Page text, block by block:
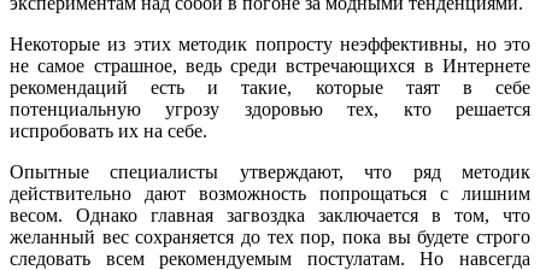
Некоторые из этих методик попросту неэффективны, но это
не самое страшное, ведь среди встречающихся в Интернете
рекомендаций есть и такие, которые таят в себе
потенциальную угрозу здоровью тех, кто решается
испробовать их на себе.
Опытные специалисты утверждают, что ряд методик
действительно дают возможность попрощаться с лишним
весом. Однако главная загвоздка заключается в том, что
желанный вес сохраняется до тех пор, пока вы будете строго
следовать всем рекомендуемым постулатам. Но навсегда